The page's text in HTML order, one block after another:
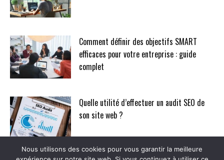
Comment définir des objectifs SMART
efficaces pour votre entreprise : guide
complet
Quelle utilité d’effectuer un audit SEO de
son site web ?
Nous utilisons des cookies pour vous garantir la meilleure